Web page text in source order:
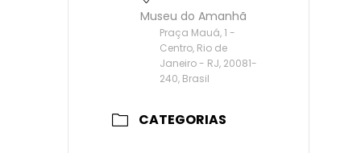
Museu do Amanhã
Praça Mauá, 1 -
Centro, Rio de
Janeiro - RJ, 20081-
240, Brasil
CATEGORIAS